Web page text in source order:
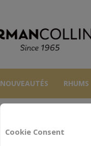
Cookie Consent
NOUVEAUTÉS RHUMS